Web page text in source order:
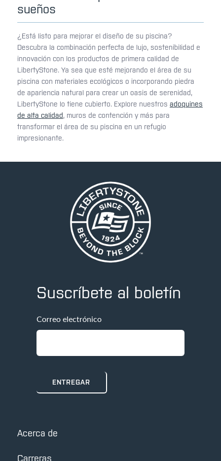
sueños
¿Está listo para mejorar el diseño de su piscina?
Descubra la combinación perfecta de lujo, sostenibilidad e
innovación con los productos de primera calidad de
LibertyStone. Ya sea que esté mejorando el área de su
piscina con materiales ecológicos o incorporando piedra
de apariencia natural para crear un oasis de serenidad,
LibertyStone lo tiene cubierto. Explore nuestros adoquines
de alta calidad, muros de contención y más para
transformar el área de su piscina en un refugio
impresionante.
Suscríbete al boletín
Correo electrónico
Acerca de
Carreras